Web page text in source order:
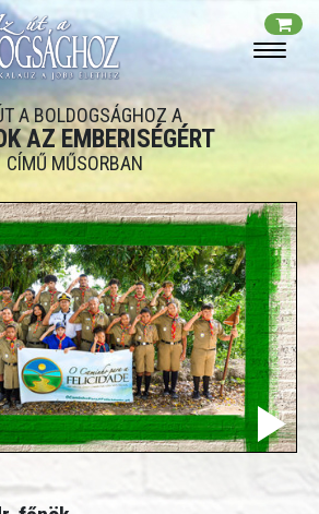
A BOLDOGSÁGHOZ A
AZ EMBERISÉGÉRT
CÍMŰ MŰSORBAN